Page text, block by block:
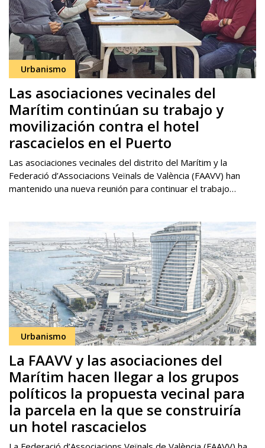
Urbanismo
Las asociaciones vecinales del
Marítim continúan su trabajo y
movilización contra el hotel
rascacielos en el Puerto
Las asociaciones vecinales del distrito del Marítim y la
Federació d’Associacions Veïnals de València (FAAVV) han
mantenido una nueva reunión para continuar el trabajo…
Urbanismo
La FAAVV y las asociaciones del
Marítim hacen llegar a los grupos
políticos la propuesta vecinal para
la parcela en la que se construiría
un hotel rascacielos